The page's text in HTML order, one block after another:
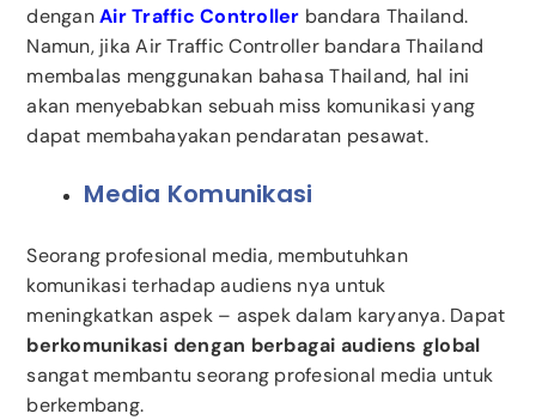
denganAir Traffic Controller bandara Thailand.
Namun, jika Air Traffic Controller bandara Thailand
membalas menggunakan bahasa Thailand, hal ini
akan menyebabkan sebuah miss komunikasi yang
dapat membahayakan pendaratan pesawat.
Media Komunikasi
Seorang profesional media, membutuhkan
komunikasi terhadap audiens nya untuk
meningkatkan aspek – aspek dalam karyanya. Dapat
berkomunikasi dengan berbagai audiens global
sangat membantu seorang profesional media untuk
berkembang.